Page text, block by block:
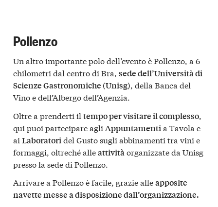
Pollenzo
Un altro importante polo dell’evento è Pollenzo, a 6
chilometri dal centro di Bra, sede dell’Università di
Scienze Gastronomiche (Unisg), della Banca del
Vino e dell’Albergo dell’Agenzia.
Oltre a prenderti il tempo per visitare il complesso,
qui puoi partecipare agli Appuntamentia Tavola e
ai Laboratoridel Gusto sugli abbinamenti tra vini e
formaggi, oltreché alleattivitàorganizzate da Unisg
presso la sede di Pollenzo.
Arrivare a Pollenzo è facile, grazie alleapposite
navette messe a disposizione dall’organizzazione.